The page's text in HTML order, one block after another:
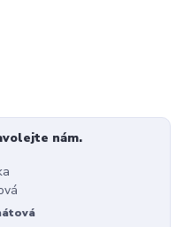
nám.